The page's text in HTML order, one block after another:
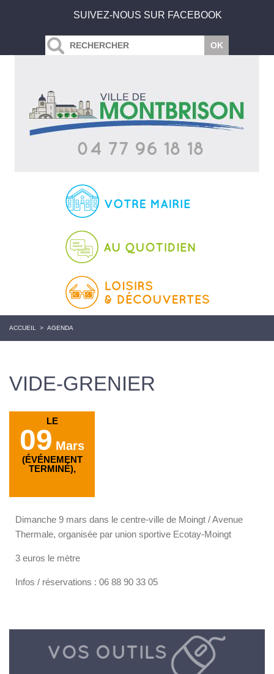
SUIVEZ-NOUS SUR FACEBOOK
ACCUEIL > AGENDA
VIDE-GRENIER
LE
09 Mars
(ÉVÉNEMENT
TERMINÉ),
Dimanche 9 mars dans le centre-ville de Moingt / Avenue
Thermale, organisée par union sportive Ecotay-Moingt
3 euros le mètre
Infos / réservations : 06 88 90 33 05